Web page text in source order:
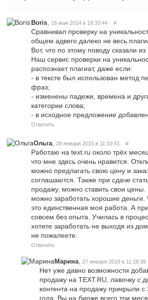
Boris 16 мая 2014 в 18:33:44 #
Сравнивал проверку на
общем адвего далеко не весь
Вот, что по этому поводу сказали из
Наш сервис проверки на
распознает плагиат, даже если:
- в тексте был использован метод
фраз;
- изменены падежи, времена и
категории слова;
- в исходное предложение
Ответить
Ольга 28 января 2015 в 11:10:41 #
Работаю на text.ru около трёх
что мне здесь очень нравится.
можно предлагать свою цену и
соглашаются. Также при сдаче
продажу, можно ставить свои цены.
можно заработать хорошие
это единственная моя работа. А
совсем без опыта. Училась в
хотите заработать не выходя из
не пожалеете.
Ответить
Марина 27 января 2019 в 11:28:35
Нет уже давно возможности
продажу на TEXT.RU, лавочку с
контента на продажу прикрыли
года. Вы на бирже всего три